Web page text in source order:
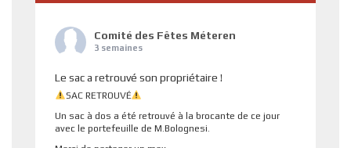
Comité des Fêtes Méteren
3 semaines
Le sac a retrouvé son propriétaire !
SAC RETROUVÉ
Un sac à dos a été retrouvé à la brocante de ce jour
avec le portefeuille de M.Bolognesi.